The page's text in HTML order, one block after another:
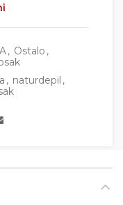
, Ostalo ,
, naturdepil ,